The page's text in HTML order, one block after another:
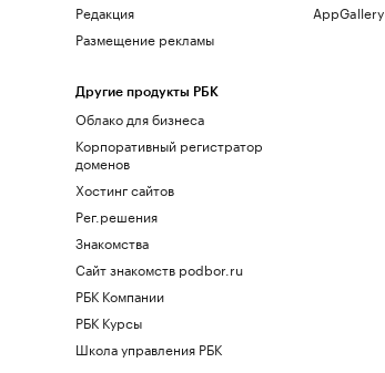
Редакция
Размещение рекламы
Другие продукты РБК
Облако для бизнеса
Корпоративный регистратор
доменов
Хостинг сайтов
Рег.решения
Знакомства
Сайт знакомств podbor.ru
РБК Компании
РБК Курсы
Школа управления РБК
AppGallery